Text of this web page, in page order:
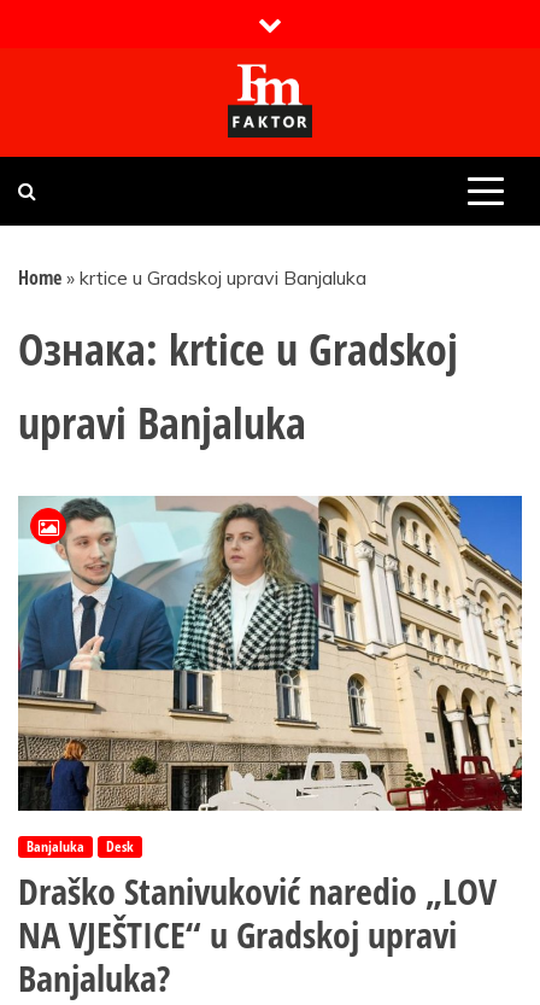
Faktor magazin
Uvijek presudan
Home » krtice u Gradskoj upravi Banjaluka
Ознака: krtice u Gradskoj
upravi Banjaluka
Banjaluka Desk
Draško Stanivuković naredio „LOV
NA VJEŠTICE“ u Gradskoj upravi
Banjaluka?